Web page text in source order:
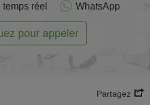
réel WhatsApp
pour appeler
Partagez